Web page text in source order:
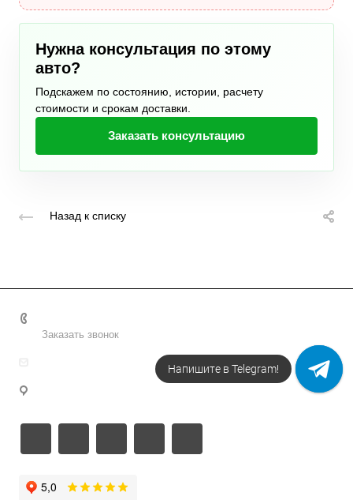
Нужна консультация по этому
авто?
Подскажем по состоянию, истории, расчету
стоимости и срокам доставки.
Заказать консультацию
Назад к списку
Заказать звонок
info@metodsmirnova.ru Напишите в Telegram!